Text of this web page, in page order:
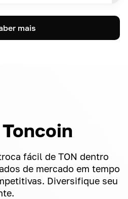
mais
fácil de TON dentro
de mercado em tempo
Diversifique seu